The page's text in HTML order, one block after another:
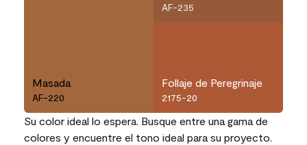
Masada
AF-220
AF-235
Follaje de Peregrinaje
2175-20
Su color ideal lo espera. Busque entre una gama de
colores y encuentre el tono ideal para su proyecto.